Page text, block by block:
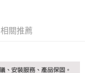
相關推薦